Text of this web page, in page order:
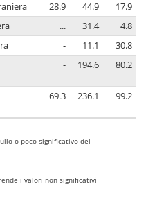
28.9 44.9
17.9
... 31.4
4.8
- 11.1
30.8
- 194.6 80.2
69.3 236.1 99.2
o poco significativo del
i valori non significativi